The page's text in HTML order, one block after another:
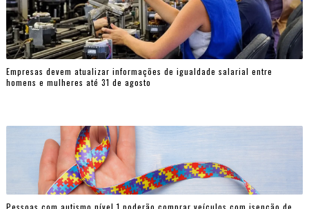
Empresas devem atualizar informações de igualdade salarial entre
homens e mulheres até 31 de agosto
Pessoas com autismo nível 1 poderão comprar veículos com isenção de